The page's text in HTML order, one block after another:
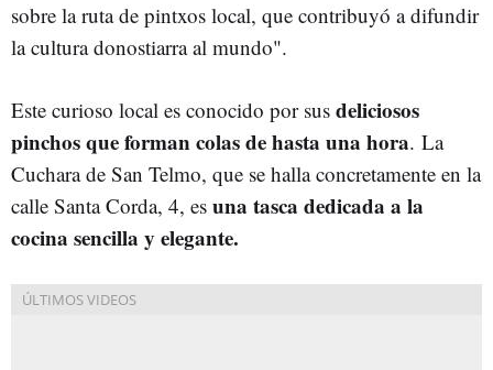
sobre la ruta de pintxos local, que contribuyó a difundir
la cultura donostiarra al mundo".
Este curioso local es conocido por sus deliciosos
pinchos que forman colas de hasta una hora. La
Cuchara de San Telmo, que se halla concretamente en la
calle Santa Corda, 4, es una tasca dedicada a la
cocina sencilla y elegante.